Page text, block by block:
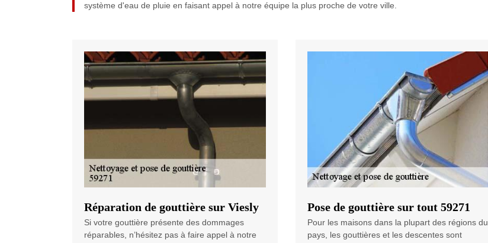
système d'eau de pluie en faisant appel à notre équipe la plus proche de votre ville.
Réparation de gouttière sur Viesly
Si votre gouttière présente des dommages
réparables, n’hésitez pas à faire appel à notre
Pose de gouttière sur tout 59271
Pour les maisons dans la plupart des régions du
pays, les gouttières et les descentes sont